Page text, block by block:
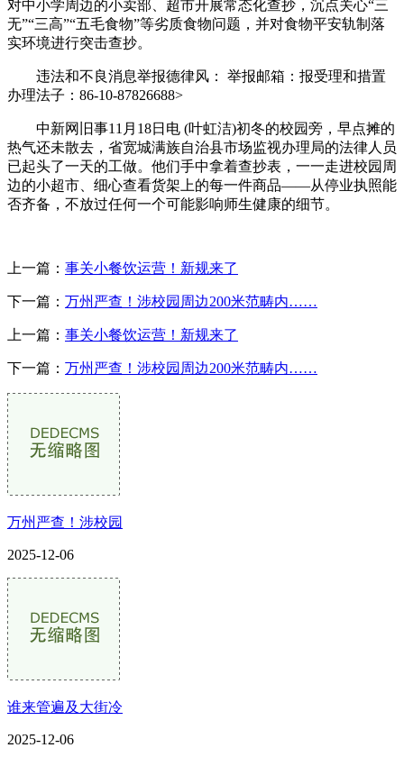
对中小学周边的小卖部、超市开展常态化查抄，沉点关心“三
无”“三高”“五毛食物”等劣质食物问题，并对食物平安轨制落
实环境进行突击查抄。
违法和不良消息举报德律风： 举报邮箱：报受理和措置
办理法子：86-10-87826688>
中新网旧事11月18日电 (叶虹洁)初冬的校园旁，早点摊的
热气还未散去，省宽城满族自治县市场监视办理局的法律人员
已起头了一天的工做。他们手中拿着查抄表，一一走进校园周
边的小超市、细心查看货架上的每一件商品——从停业执照能
否齐备，不放过任何一个可能影响师生健康的细节。
上一篇： 事关小餐饮运营！新规来了
下一篇： 万州严查！涉校园周边200米范畴内……
上一篇： 事关小餐饮运营！新规来了
下一篇： 万州严查！涉校园周边200米范畴内……
万州严查！涉校园
2025-12-06
谁来管遍及大街冷
2025-12-06